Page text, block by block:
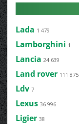
Lada 1 479
Lamborghini 1
Lancia 24 639
Land rover 111 875
Ldv 7
Lexus 36 996
Ligier 38